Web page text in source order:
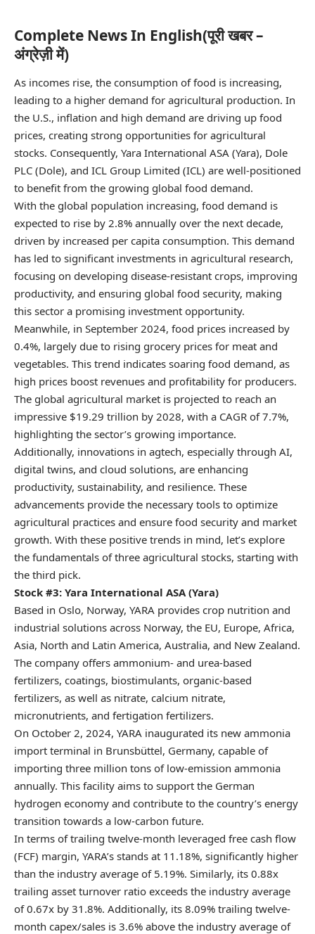
Complete News In English(पूरी खबर –
अंग्रेज़ी में)
As incomes rise, the consumption of food is increasing,
leading to a higher demand for agricultural production. In
the U.S., inflation and high demand are driving up food
prices, creating strong opportunities for agricultural
stocks. Consequently, Yara International ASA (Yara), Dole
PLC (Dole), and ICL Group Limited (ICL) are well-positioned
to benefit from the growing global food demand.
With the global population increasing, food demand is
expected to rise by 2.8% annually over the next decade,
driven by increased per capita consumption. This demand
has led to significant investments in agricultural research,
focusing on developing disease-resistant crops, improving
productivity, and ensuring global food security, making
this sector a promising investment opportunity.
Meanwhile, in September 2024, food prices increased by
0.4%, largely due to rising grocery prices for meat and
vegetables. This trend indicates soaring food demand, as
high prices boost revenues and profitability for producers.
The global agricultural market is projected to reach an
impressive $19.29 trillion by 2028, with a CAGR of 7.7%,
highlighting the sector’s growing importance.
Additionally, innovations in agtech, especially through AI,
digital twins, and cloud solutions, are enhancing
productivity, sustainability, and resilience. These
advancements provide the necessary tools to optimize
agricultural practices and ensure food security and market
growth. With these positive trends in mind, let’s explore
the fundamentals of three agricultural stocks, starting with
the third pick.
Stock #3: Yara International ASA (Yara)
Based in Oslo, Norway, YARA provides crop nutrition and
industrial solutions across Norway, the EU, Europe, Africa,
Asia, North and Latin America, Australia, and New Zealand.
The company offers ammonium- and urea-based
fertilizers, coatings, biostimulants, organic-based
fertilizers, as well as nitrate, calcium nitrate,
micronutrients, and fertigation fertilizers.
On October 2, 2024, YARA inaugurated its new ammonia
import terminal in Brunsbüttel, Germany, capable of
importing three million tons of low-emission ammonia
annually. This facility aims to support the German
hydrogen economy and contribute to the country’s energy
transition towards a low-carbon future.
In terms of trailing twelve-month leveraged free cash flow
(FCF) margin, YARA’s stands at 11.18%, significantly higher
than the industry average of 5.19%. Similarly, its 0.88x
trailing asset turnover ratio exceeds the industry average
of 0.67x by 31.8%. Additionally, its 8.09% trailing twelve-
month capex/sales is 3.6% above the industry average of